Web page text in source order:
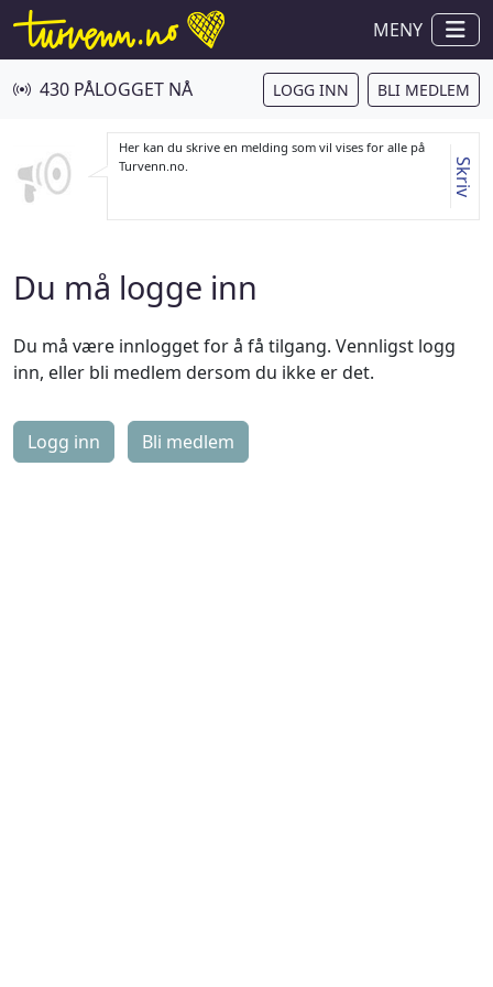
MENY
430 PÅLOGGET NÅ LOGG INN BLI MEDLEM
Her kan du skrive en melding som vil vises for alle på
Turvenn.no.
Skriv
Du må logge inn
Du må være innlogget for å få tilgang. Vennligst logg
inn, eller bli medlem dersom du ikke er det.
Logg inn